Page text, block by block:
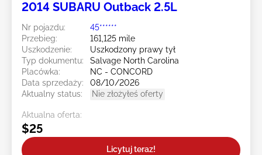
2014 SUBARU Outback 2.5L
Nr pojazdu:
45******
Przebieg:
161,125 mile
Uszkodzenie:
Uszkodzony prawy tył
Typ dokumentu:
Salvage North Carolina
Placówka:
NC - CONCORD
Data sprzedaży:
08/10/2026
Aktualny status:
Nie złożyłeś oferty
Aktualna oferta:
$25
Licytuj teraz!